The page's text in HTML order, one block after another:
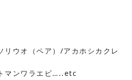
リウオ（ペア）/アカホシカクレ
マンワラエビ…..etc